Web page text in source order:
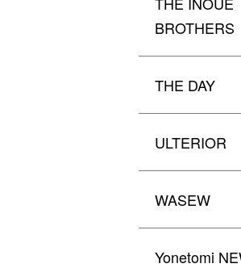
BROTHERS
THE DAY
ULTERIOR
WASEW
Yonetomi